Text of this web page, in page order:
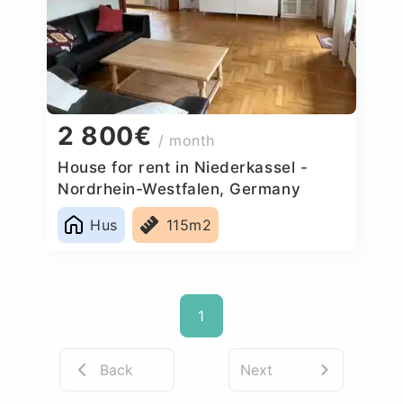
2 800€ / month
House for rent in Niederkassel -
Nordrhein-Westfalen, Germany
Hus
115m2
1
Back Next